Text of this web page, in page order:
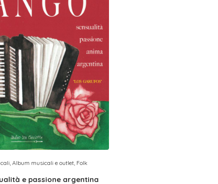
Album musicali e outlet, Folk
e passione argentina